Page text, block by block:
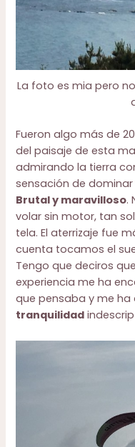
La foto es mia pero
Fueron algo más de
del paisaje de esta
admirando la tierra
sensación de
Brutal y maravilloso.
volar sin motor, tan
tela. El aterrizaje fue
cuenta tocamos el
Tengo que deciros
experiencia me ha
que pensaba y me
tranquilidad